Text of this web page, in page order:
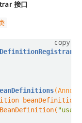
接口
copy
"user"